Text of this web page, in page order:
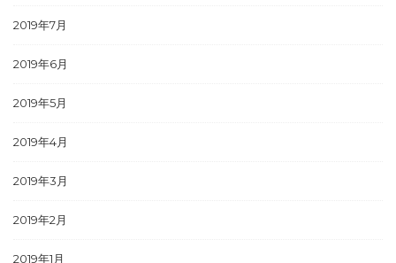
2019年7月
2019年6月
2019年5月
2019年4月
2019年3月
2019年2月
2019年1月